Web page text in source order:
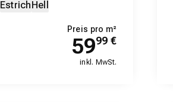
EstrichHell
Preis pro m²
5999 €
inkl. MwSt.